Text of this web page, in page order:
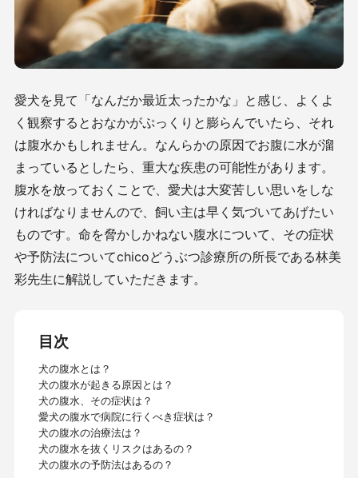
愛犬を見て「なんだか最近太ったかな」と感じ、よくよ
く観察するとおなかがぷっくりと膨らんでいたら、それ
は腹水かもしれません。なんらかの原因でお腹に水が溜
まっているとしたら、重大な疾患の可能性があります。
腹水を放っておくことで、愛犬は大変苦しい思いをしな
ければなりませんので、飼い主は早く気づいてあげたい
ものです。命を脅かしかねない腹水について、その症状
や予防法についてchicoどうぶつ診療所の所長である林美
彩先生に解説していただきます。
目次
犬の腹水とは？
犬の腹水が起きる原因とは？
犬の腹水、その症状は？
愛犬の腹水で病院に行くべき症状は？
犬の腹水の治療法は？
犬の腹水を抜くリスクはあるの？
犬の腹水の予防法はあるの？